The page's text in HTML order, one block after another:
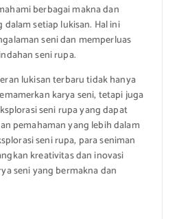
berbagai makna dan
setiap lukisan. Hal ini
seni dan memperluas
seni rupa.
lukisan terbaru tidak hanya
karya seni, tetapi juga
seni rupa yang dapat
pemahaman yang lebih dalam
seni rupa, para seniman
kreativitas dan inovasi
seni yang bermakna dan